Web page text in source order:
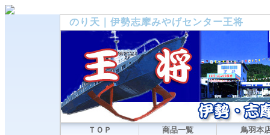
のり天｜伊勢志摩みやげセンター王将
ＴＯＰ 商品一覧 鳥羽本